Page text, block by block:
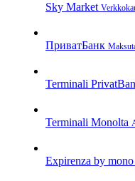
Sky Market
ПриватБанк
Terminali
Terminali Monolta
Expirenza by mono